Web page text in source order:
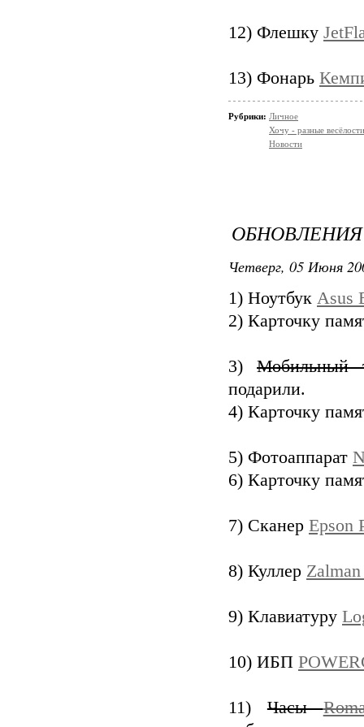
12) Флешку
13) Фонарь
Рубрики: Личное
Хочу - разные
Новости
Четверг, 05 Июня
1) Ноутбук Asus
2) Карточку
3) Мобильный
подарили.
4) Карточку
5) Фотоаппарат
6) Карточку
7) Сканер Epson
8) Куллер
9) Клавиатуру
10) ИБП
11)Часы